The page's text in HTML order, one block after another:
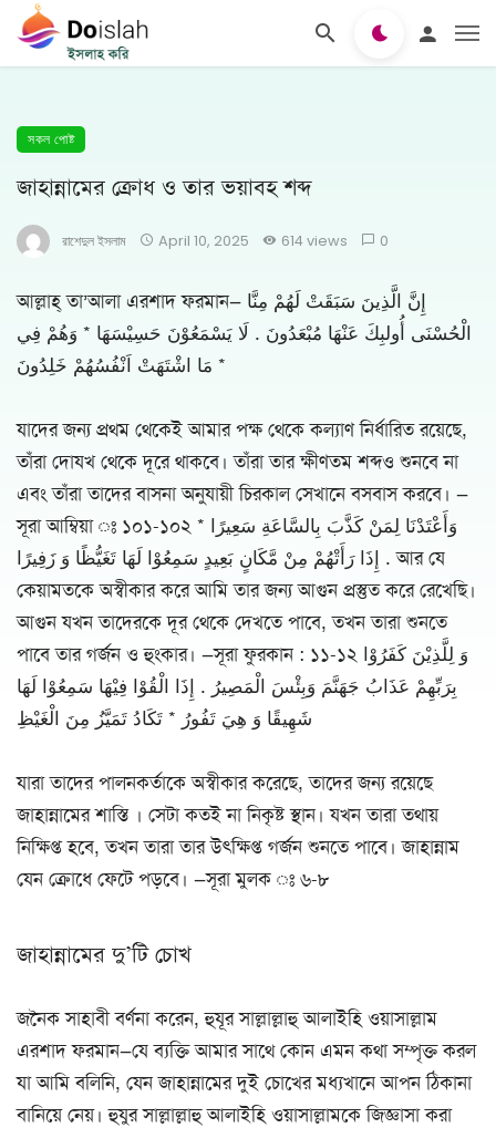
সকল পোষ্ট
জাহান্নামের ক্রোধ ও তার ভয়াবহ শব্দ
রাশেদুল ইসলাম April 10, 2025 614 views 0
আল্লাহ্ তা’আলা এরশাদ ফরমান— إِنَّ الَّذِينَ سَبَقَتْ لَهُمْ مِنَّا
الْحُسْنَى أُولبِكَ عَنْهَا مُبْعَدُونَ . لَا يَسْمَعُوْنَ حَسِيْسَهَا * وَهُمْ فِي
مَا اشْتَهَتْ اَنْفُسُهُمْ خَلِدُونَ *
যাদের জন্য প্রথম থেকেই আমার পক্ষ থেকে কল্যাণ নির্ধারিত রয়েছে,
তাঁরা দোযখ থেকে দূরে থাকবে। তাঁরা তার ক্ষীণতম শব্দও শুনবে না
এবং তাঁরা তাদের বাসনা অনুযায়ী চিরকাল সেখানে বসবাস করবে। —
সূরা আম্বিয়া ঃ ১০১-১০২ وَأَعْتَدْنَا لِمَنْ كَذَّبَ بِالسَّاعَةِ سَعِيرًا *
إِذَا رَأَتْهُمْ مِنْ مَّكَانٍ بَعِيدٍ سَمِعُوْا لَهَا تَغَيُّظًا وَ زَفِيرًا . আর যে
কেয়ামতকে অস্বীকার করে আমি তার জন্য আগুন প্রস্তুত করে রেখেছি।
আগুন যখন তাদেরকে দূর থেকে দেখতে পাবে, তখন তারা শুনতে
পাবে তার গর্জন ও হুংকার। —সূরা ফুরকান : ১১-১২ وَ لِلَّذِيْنَ كَفَرُوْا
بِرَبِّهِمْ عَذَابُ جَهَنَّمَ وَبِئْسَ الْمَصِيرُ . إِذَا الْقُوْا فِيْهَا سَمِعُوْا لَهَا
شَهِيقًا وَ هِيَ تَفُورُ * تَكَادُ تَمَيَّزُ مِنَ الْغَيْظِ
যারা তাদের পালনকর্তাকে অস্বীকার করেছে, তাদের জন্য রয়েছে
জাহান্নামের শাস্তি । সেটা কতই না নিকৃষ্ট স্থান। যখন তারা তথায়
নিক্ষিপ্ত হবে, তখন তারা তার উৎক্ষিপ্ত গর্জন শুনতে পাবে। জাহান্নাম
যেন ক্রোধে ফেটে পড়বে। —সূরা মুলক ঃ ৬-৮
জাহান্নামের দু’টি চোখ
জনৈক সাহাবী বর্ণনা করেন, হুযূর সাল্লাল্লাহু আলাইহি ওয়াসাল্লাম
এরশাদ ফরমান—যে ব্যক্তি আমার সাথে কোন এমন কথা সম্পৃক্ত করল
যা আমি বলিনি, যেন জাহান্নামের দুই চোখের মধ্যখানে আপন ঠিকানা
বানিয়ে নেয়। হুযুর সাল্লাল্লাহু আলাইহি ওয়াসাল্লামকে জিজ্ঞাসা করা